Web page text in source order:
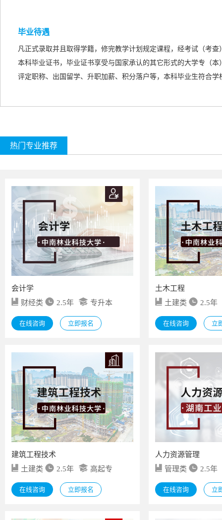
毕业待遇
凡正式录取并且取得学籍，修完教学计划规定课程，经考试（考
本科毕业证书，毕业证书享受与国家承认的其它形式的大学专（本
评定职称、出国留学、升职加薪、积分落户等，本科毕业生符合
热门专业推荐
会计学
财经类
2.5年 专升本
在线咨询 立即报名
土木工程
土建类
2.5年
在线咨询 立
建筑工程技术
土建类
2.5年 高起专
在线咨询 立即报名
人力资源管理
管理类
2.5年
在线咨询 立